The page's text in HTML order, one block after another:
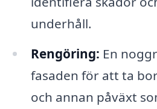
underhåll.
Rengöring: En
fasaden för att ta
och annan påväxt